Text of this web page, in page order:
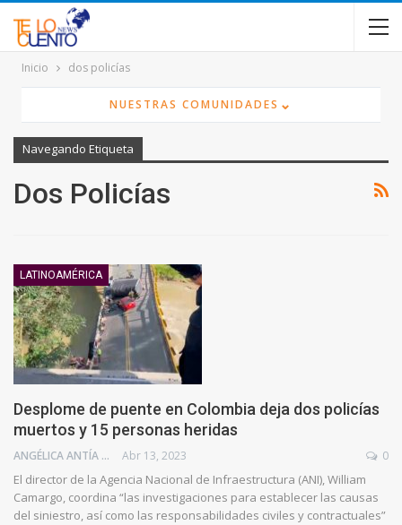
Inicio dos policías
NUESTRAS COMUNIDADES ⌄
Navegando Etiqueta
Dos Policías
LATINOAMÉRICA
Desplome de puente en Colombia deja dos policías
muertos y 15 personas heridas
ANGÉLICA ANTÍA AZUAJE Abr 13, 2023 0
El director de la Agencia Nacional de Infraestructura (ANI), William
Camargo, coordina “las investigaciones para establecer las causas
del siniestro, así como las responsabilidades civiles y contractuales”